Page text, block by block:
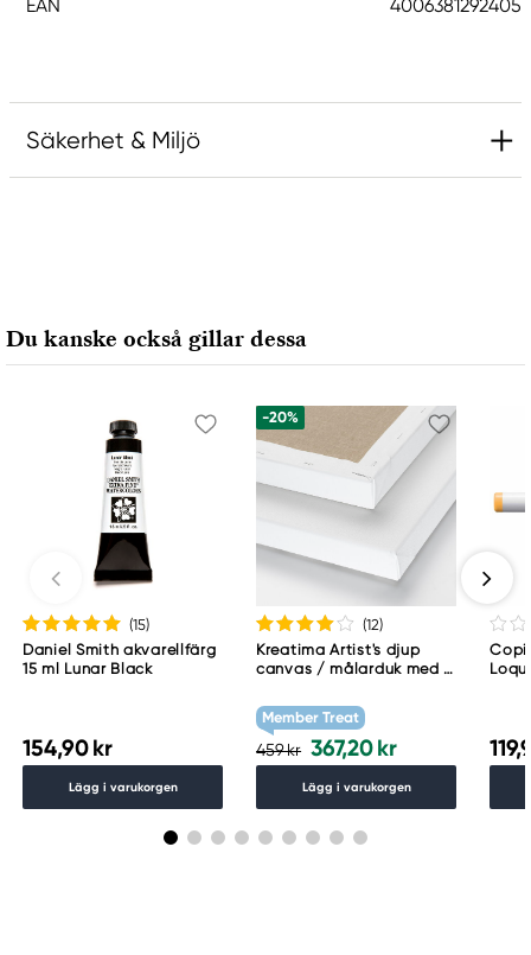
EAN 4006381292405
Säkerhet & Miljö
90562 Heroldsberg, Germany
info@stabilo.com
Du kanske också gillar dessa
(15)
Daniel Smith akvarellfärg
15 ml Lunar Black
154,90 kr
Lägg i varukorgen
-20%
(12)
Kreatima Artist's djup
canvas / målarduk med 4
g/m²
Member Treat
459 kr 367,20 kr
Lägg i varukorgen